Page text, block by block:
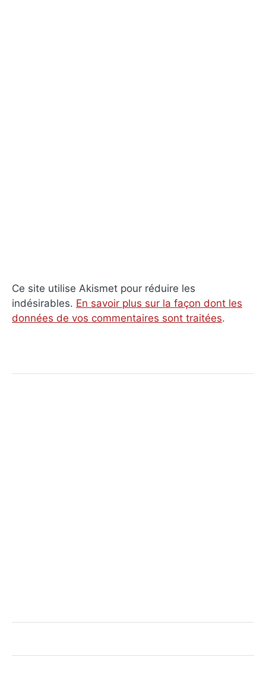
Ce site utilise Akismet pour réduire les
indésirables. En savoir plus sur la façon dont les
données de vos commentaires sont traitées.